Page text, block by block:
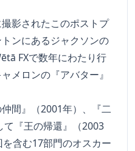
影されたこのポストプ
ンにあるジャクソンの
FXで数年にわたり行
メロンの『アバター』
間』（2001年）、『二
『王の帰還』（2003
含む17部門のオスカー